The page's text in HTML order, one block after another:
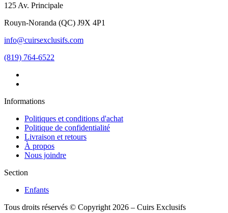
125 Av. Principale
Rouyn-Noranda (QC) J9X 4P1
info@cuirsexclusifs.com
(819) 764-6522
Informations
Politiques et conditions d'achat
Politique de confidentialité
Livraison et retours
À propos
Nous joindre
Section
Enfants
Tous droits réservés © Copyright 2026 – Cuirs Exclusifs